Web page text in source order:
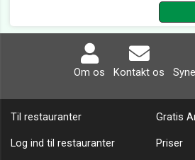
Om os Kontakt os
Til restauranter Gratis
Log ind til restauranter Priser